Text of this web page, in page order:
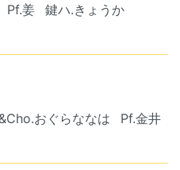
Pf.姜
鍵ハ.きょうか
おぐらななは
Pf.金井